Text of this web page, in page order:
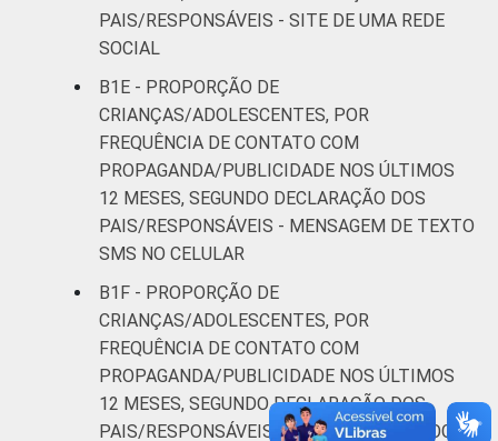
PAIS/RESPONSÁVEIS - SITE DE UMA REDE
SOCIAL
B1E - PROPORÇÃO DE
CRIANÇAS/ADOLESCENTES, POR
FREQUÊNCIA DE CONTATO COM
PROPAGANDA/PUBLICIDADE NOS ÚLTIMOS
12 MESES, SEGUNDO DECLARAÇÃO DOS
PAIS/RESPONSÁVEIS - MENSAGEM DE TEXTO
SMS NO CELULAR
B1F - PROPORÇÃO DE
CRIANÇAS/ADOLESCENTES, POR
FREQUÊNCIA DE CONTATO COM
PROPAGANDA/PUBLICIDADE NOS ÚLTIMOS
12 MESES, SEGUNDO DECLARAÇÃO DOS
PAIS/RESPONSÁVEIS - SITE DE JOGAR JOGOS